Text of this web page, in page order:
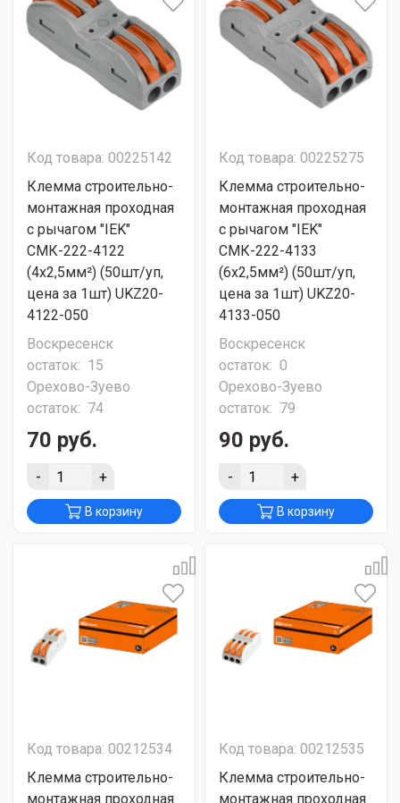
Код товара: 00225142
Клемма строительно-
монтажная проходная
с рычагом "IEK"
СМК-222-4122
(4х2,5мм²) (50шт/уп,
цена за 1шт) UKZ20-
4122-050
Воскресенск
остаток: 15
Орехово-Зуево
остаток: 74
70 руб.
- +
В корзину
Код товара: 00225275
Клемма строительно-
монтажная проходная
с рычагом "IEK"
СМК-222-4133
(6х2,5мм²) (50шт/уп,
цена за 1шт) UKZ20-
4133-050
Воскресенск
остаток: 0
Орехово-Зуево
остаток: 79
90 руб.
- +
В корзину
Код товара: 00212534
Клемма строительно-
монтажная проходная
Код товара: 00212535
Клемма строительно-
монтажная проходная